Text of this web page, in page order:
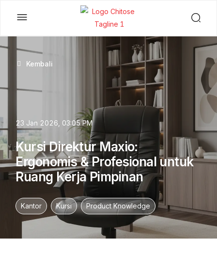
Kembali
23 Jan 2026, 03:05 PM
Kursi Direktur Maxio:
Ergonomis & Profesional untuk
Ruang Kerja Pimpinan
Kantor Kursi Product Knowledge